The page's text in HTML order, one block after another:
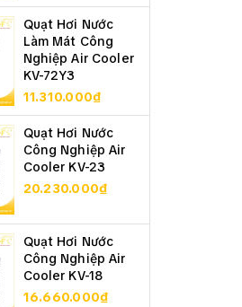
Quạt Hơi Nước
Làm Mát Công
Nghiệp Air Cooler
KV-72Y3
11.310.000₫
Quạt Hơi Nước
Công Nghiệp Air
Cooler KV-23
20.230.000₫
Quạt Hơi Nước
Công Nghiệp Air
Cooler KV-18
16.660.000₫